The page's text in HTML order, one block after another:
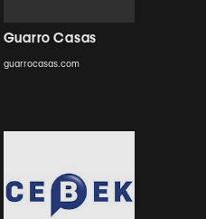
Guarro Casas
guarrocasas.com